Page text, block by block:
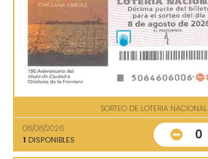
SORTEO DE LOTERIA NACIONAL
08/08/2026
1 DISPONIBLES 0